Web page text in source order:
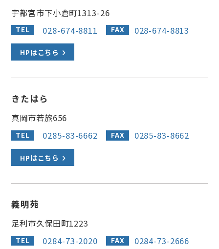
県南
小山市
足利市
宇都宮市下小倉町1313-26
TEL 028-674-8811 FAX 028-674-8813
HPはこちら
きたはら
真岡市若旅656
TEL 0285-83-6662 FAX 0285-83-8662
HPはこちら
義明苑
足利市久保田町1223
TEL 0284-73-2020 FAX 0284-73-2666